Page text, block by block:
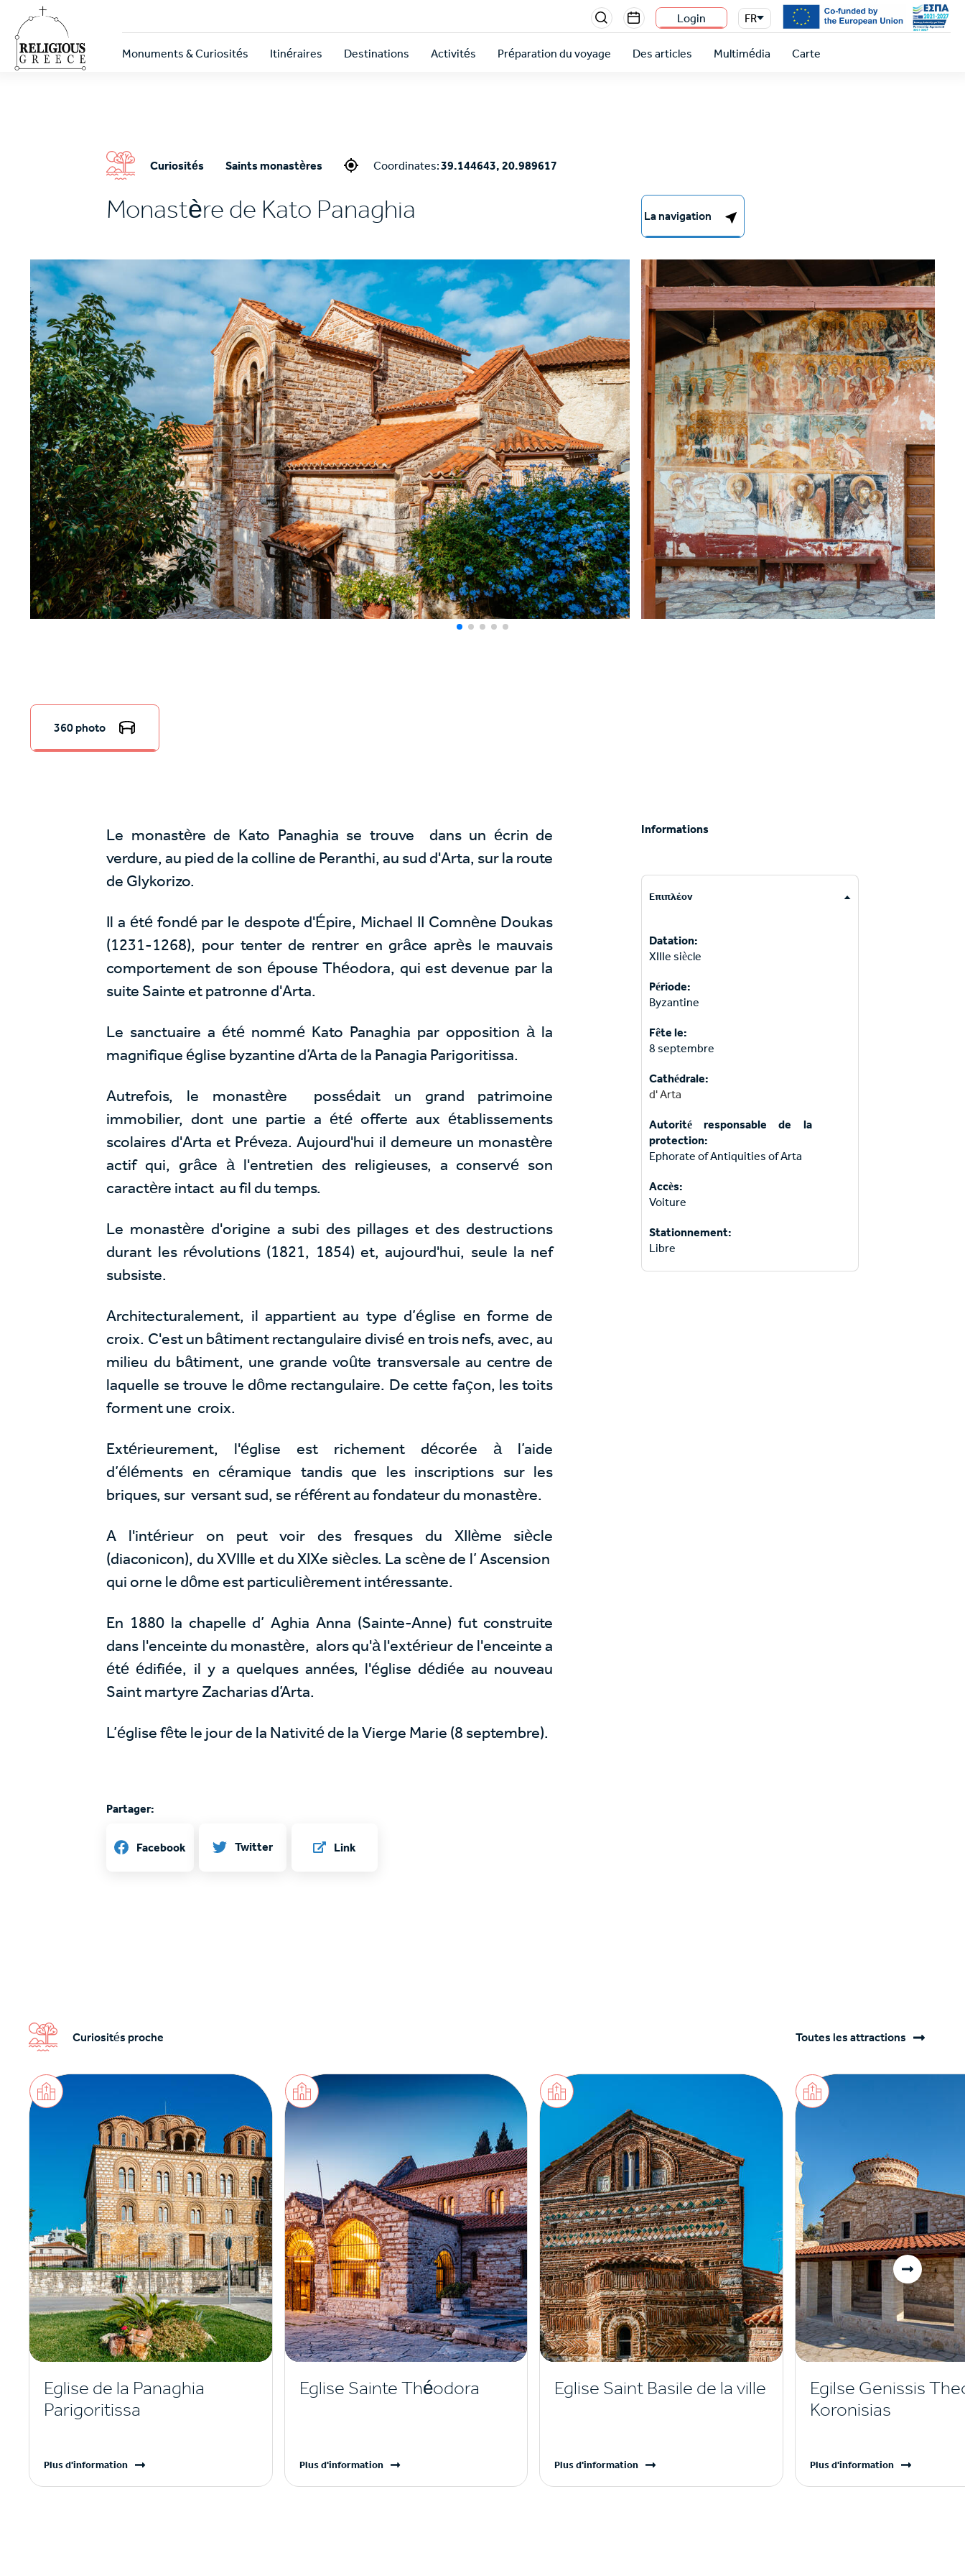
main
content
Menu
section
right
Login FR
Κεντρική
Monuments & Curiosités Itinéraires Destinations Activités Préparation du voyage Des articles Multimédia Carte
Curiosités Saints monastères Coordinates:39.144643, 20.989617
Monastère de Kato Panaghia La navigation
360 photo
Le monastère de Kato Panaghia se trouve dans un écrin de
verdure, au pied de la colline de Peranthi, au sud d'Arta, sur la route
de Glykorizo.
Il a été fondé par le despote d'Épire, Michael II Comnène Doukas
(1231-1268), pour tenter de rentrer en grâce après le mauvais
comportement de son épouse Théodora, qui est devenue par la
suite Sainte et patronne d'Arta.
Le sanctuaire a été nommé Kato Panaghia par opposition à la
magnifique église byzantine d’Arta de la Panagia Parigoritissa.
Autrefois, le monastère possédait un grand patrimoine
immobilier, dont une partie a été offerte aux établissements
scolaires d'Arta et Préveza. Aujourd'hui il demeure un monastère
actif qui, grâce à l'entretien des religieuses, a conservé son
caractère intact au fil du temps.
Le monastère d'origine a subi des pillages et des destructions
durant les révolutions (1821, 1854) et, aujourd'hui, seule la nef
subsiste.
Architecturalement, il appartient au type d’église en forme de
croix. C'est un bâtiment rectangulaire divisé en trois nefs, avec, au
milieu du bâtiment, une grande voûte transversale au centre de
laquelle se trouve le dôme rectangulaire. De cette façon, les toits
forment une croix.
Extérieurement, l'église est richement décorée à l’aide
d’éléments en céramique tandis que les inscriptions sur les
briques, sur versant sud, se référent au fondateur du monastère.
A l'intérieur on peut voir des fresques du XIIème siècle
(diaconicon), du XVIIIe et du XIXe siècles. La scène de l’ Ascension
qui orne le dôme est particulièrement intéressante.
En 1880 la chapelle d’ Aghia Anna (Sainte-Anne) fut construite
dans l'enceinte du monastère, alors qu'à l'extérieur de l'enceinte a
été édifiée, il y a quelques années, l'église dédiée au nouveau
Saint martyre Zacharias d’Arta.
L’église fête le jour de la Nativité de la Vierge Marie (8 septembre).
Informations
Επιπλέον
Datation:
XIIIe siècle
Période:
Byzantine
Fête le:
8 septembre
Cathédrale:
d' Arta
Autorité responsable de la
protection:
Ephorate of Antiquities of Arta
Accès:
Voiture
Stationnement:
​​​​​​​Libre
Partager:
Facebook Twitter Link
Curiosités proche Toutes les attractions
Eglise de la Panaghia
Parigoritissa
Plus d'information
Eglise Sainte Théodora
Plus d'information
Eglise Saint Basile de la ville
Plus d'information
Egilse Genissis
Koronisias
Plus d'information